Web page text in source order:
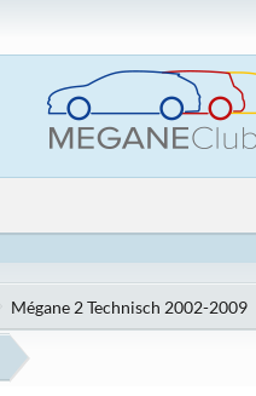
Mégane 2 Technisch 2002-2009